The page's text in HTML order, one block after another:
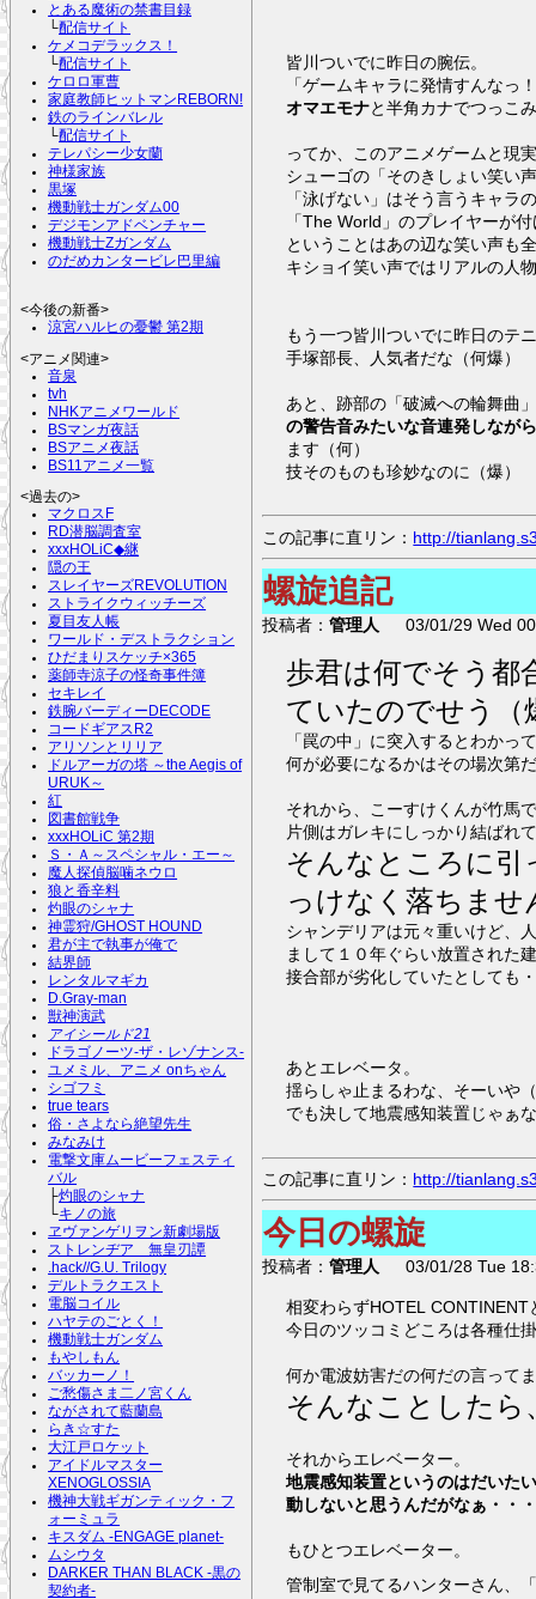
とある魔術の禁書目録
└配信サイト
ケメコデラックス！
└配信サイト
ケロロ軍曹
家庭教師ヒットマンREBORN!
鉄のラインバレル
└配信サイト
テレパシー少女蘭
神様家族
黒塚
機動戦士ガンダム00
デジモンアドベンチャー
機動戦士Zガンダム
のだめカンタービレ巴里編
<今後の新番>
涼宮ハルヒの憂鬱 第2期
<アニメ関連>
音泉
tvh
NHKアニメワールド
BSマンガ夜話
BSアニメ夜話
BS11アニメ一覧
<過去の>
マクロスF
RD潜脳調査室
xxxHOLiC◆継
隠の王
スレイヤーズREVOLUTION
ストライクウィッチーズ
夏目友人帳
ワールド・デストラクション
ひだまりスケッチ×365
薬師寺涼子の怪奇事件簿
セキレイ
鉄腕バーディーDECODE
コードギアスR2
アリソンとリリア
ドルアーガの塔 ～the Aegis of
URUK～
紅
図書館戦争
xxxHOLiC 第2期
Ｓ・Ａ～スペシャル・エー～
魔人探偵脳噛ネウロ
狼と香辛料
灼眼のシャナ
神霊狩/GHOST HOUND
君が主で執事が俺で
結界師
レンタルマギカ
D.Gray-man
獣神演武
アイシールド21
ドラゴノーツ-ザ・レゾナンス-
ユメミル、アニメ onちゃん
シゴフミ
true tears
俗・さよなら絶望先生
みなみけ
電撃文庫ムービーフェスティ
バル
├灼眼のシャナ
└キノの旅
ヱヴァンゲリヲン新劇場版
ストレンヂア 無皇刃譚
.hack//G.U. Trilogy
デルトラクエスト
電脳コイル
ハヤテのごとく！
機動戦士ガンダム
もやしもん
バッカーノ！
ご愁傷さま二ノ宮くん
ながされて藍蘭島
らき☆すた
大江戸ロケット
アイドルマスター
XENOGLOSSIA
機神大戦ギガンティック・フ
ォーミュラ
キスダム -ENGAGE planet-
ムシウタ
DARKER THAN BLACK -黒の
契約者-
皆川ついでに昨日の腕伝。
「ゲームキャラに発情すんなっ
オマエモナと半角カナでつっこ
ってか、このアニメゲームと現
シューゴの「そのきしょい笑い
「泳げない」はそう言うキャラ
「The World」のプレイヤ
ということはあの辺な笑い声も
キショイ笑い声ではリアルの人
もう一つ皆川ついでに昨日のテ
手塚部長、人気者だな（何爆）
あと、跡部の「破滅への輪舞曲
の警告音みたいな音連発しなが
ます（何）
技そのものも珍妙なのに（爆）
この記事に直リン： http://
螺旋追記
投稿者：管理人 03/01/29 Wed
歩君は何でそう都
ていたのでせう（
「罠の中」に突入するとわかっ
何が必要になるかはその場次第
それから、こーすけくんが竹馬
片側はガレキにしっかり結ばれ
そんなところに
っけなく落ちませ
シャンデリアは元々重いけど、
まして１０年ぐらい放置された
接合部が劣化していたとしても
あとエレベータ。
揺らしゃ止まるわな、そーいや
でも決して地震感知装置じゃぁ
この記事に直リン： http://
今日の螺旋
投稿者：管理人 03/01/28 Tue
相変わらず
今日のツッコミどころは各種仕
何か電波妨害だの何だの言って
そんなことしたら
それからエレベーター。
地震感知装置というのはだいた
動しないと思うんだがなぁ・・
もひとつエレベーター。
管制室で見てるハンターさん、